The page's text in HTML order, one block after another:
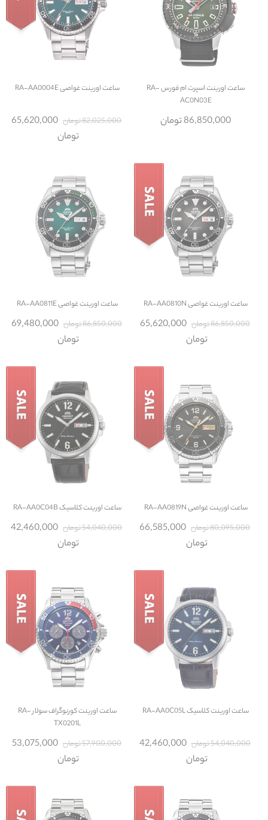
ساعت
اورینت اسپرت ام فورس RA-
AC0N03E
86,850,000 تومان
ساعتاورینت غواصی RA-AA0004E
82,025,000 تومان
65,620,000
تومان
ساعتاورینت غواصی RA-AA0810N
86,850,000 تومان
65,620,000
تومان
ساعتاورینت غواصی RA-AA0811E
86,850,000 تومان
69,480,000
تومان
ساعتاورینت غواصی RA-AA0819N
80,095,000 تومان
66,585,000
تومان
ساعتاورینت کلاسیک RA-AA0C04B
54,040,000 تومان
42,460,000
تومان
ساعتاورینت کلاسیک RA-AA0C05L
54,040,000 تومان
42,460,000
تومان
ساعت
اورینت کورنوگراف سولار RA-
TX0201L
57,900,000 تومان
53,075,000
تومان